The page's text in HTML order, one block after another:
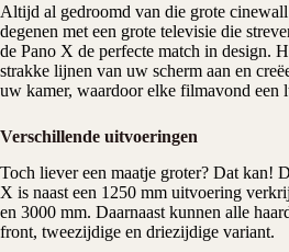
Altijd al gedroomd van die grote
degenen met een grote televisie die
de Pano X de perfecte match in design.
strakke lijnen van uw scherm aan en
uw kamer, waardoor elke filmavond een
Verschillende uitvoeringen
Toch liever een maatje groter? Dat kan!
X is naast een 1250 mm uitvoering
en 3000 mm. Daarnaast kunnen alle
front, tweezijdige en driezijdige variant.